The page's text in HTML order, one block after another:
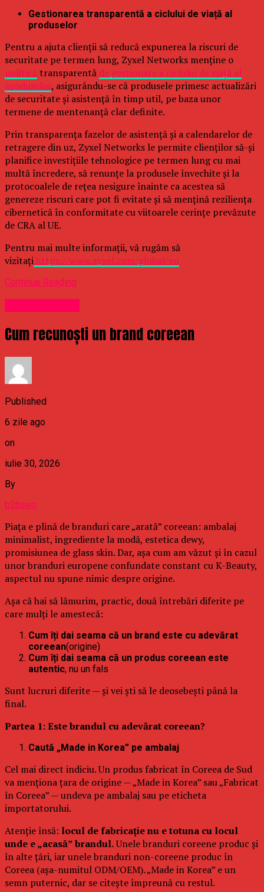
Gestionarea transparentă a ciclului de viață al
produselor
Pentru a ajuta clienții să reducă expunerea la riscuri de
securitate pe termen lung, Zyxel Networks menține o
politică transparentă de gestionare a ciclului de viață al
produselor, asigurându-se că produsele primesc actualizări
de securitate și asistență în timp util, pe baza unor
termene de mentenanță clar definite.
Prin transparența fazelor de asistență și a calendarelor de
retragere din uz, Zyxel Networks le permite clienților să-și
planifice investițiile tehnologice pe termen lung cu mai
multă încredere, să renunțe la produsele învechite și la
protocoalele de rețea nesigure înainte ca acestea să
genereze riscuri care pot fi evitate și să mențină reziliența
cibernetică în conformitate cu viitoarele cerințe prevăzute
de CRA al UE.
Pentru mai multe informații, vă rugăm să
vizitațihttps://www.zyxel.com/global/en
Continue Reading
Cum recunoști un brand coreean
Published
6 zile ago
on
iulie 30, 2026
By
b2bseo
Piața e plină de branduri care „arată” coreean: ambalaj
minimalist, ingrediente la modă, estetica dewy,
promisiunea de glass skin. Dar, așa cum am văzut și în cazul
unor branduri europene confundate constant cu K-Beauty,
aspectul nu spune nimic despre origine.
Așa că hai să lămurim, practic, două întrebări diferite pe
care mulți le amestecă:
Cum îți dai seama că un brand este cu adevărat
coreean(origine)
Cum îți dai seama că un produs coreean este
autentic, nu un fals
Sunt lucruri diferite — și vei ști să le deosebești până la
final.
Partea 1: Este brandul cu adevărat coreean?
Caută „Made in Korea” pe ambalaj
Cel mai direct indiciu. Un produs fabricat în Coreea de Sud
va menționa țara de origine — „Made in Korea” sau „Fabricat
în Coreea” — undeva pe ambalaj sau pe eticheta
importatorului.
Atenție însă: locul de fabricație nu e totuna cu locul
unde e „acasă” brandul.Unele branduri coreene produc și
în alte țări, iar unele branduri non-coreene produc în
Coreea (așa-numitul ODM/OEM). „Made in Korea” e un
semn puternic, dar se citește împreună cu restul.